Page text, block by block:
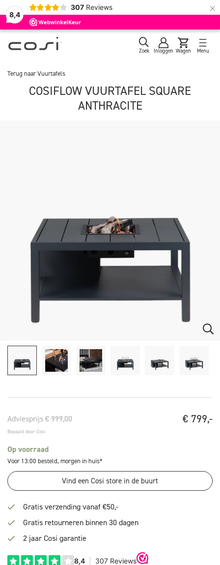
8,4
307 Reviews ×
Zoek Inloggen Wagen Menu
Terug naarVuurtafels
COSIFLOW VUURTAFEL SQUARE
ANTHRACITE
Adviesprijs € 999,00
Bepaald door Cosi
€ 799,-
Op voorraad
Voor 13:00 besteld, morgen in huis*
Vind een Cosi store in de buurt
Gratis verzending vanaf €50,-
Gratis retourneren binnen 30 dagen
2 jaar Cosi garantie